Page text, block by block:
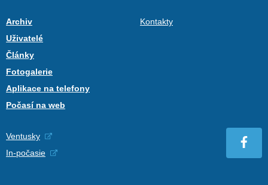
Archiv
Uživatelé
Články
Fotogalerie
Aplikace na telefony
Počasí na web
Kontakty
Ventusky
In-počasie